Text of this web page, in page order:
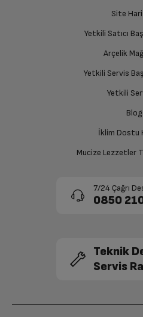
Site
Yetkili Satıcı
Arçelik
Yetkili Servis
Yetkili
Blog
İklim Dostu
Mucize Lezzetler
7/24 Çağrı
0850
Teknik
Servis